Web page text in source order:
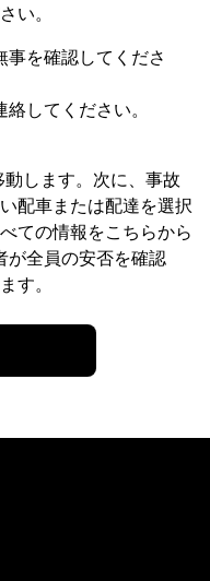
い。
を確認してくださ
してください。
動します。次に、事故
配車または配達を選択
ての情報をこちらから
が全員の安否を確認
す。